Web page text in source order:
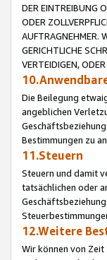
DER EINTREIBUNG
ODER
AUFTRAGNEHMER.
GERICHTLICHE
VERTEIDIGEN,
Die Beilegung
angeblichen
Bestimmungen zu
11.Steuern
Steuern und damit
tatsächlichen oder
12.Weitere
Wir können von